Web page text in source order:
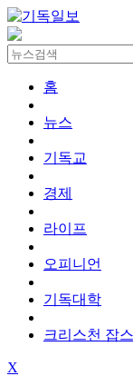
홈
뉴스
기독교
경제
라이프
오피니언
기독대학
크리스천 잡스
X